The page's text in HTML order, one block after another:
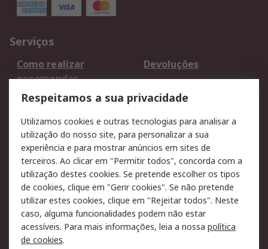
Serviços
Como realizar
encomendas
Devoluções
Formas de entrega
Qualidade e ambiente
Pagamento e
faturação
Legal
Aviso legal
Política de cookies
Política de privacidade
- Atualizada
Segurança de emails
Condições de venda
Respeitamos a sua privacidade
Utilizamos cookies e outras tecnologias para analisar a
utilização do nosso site, para personalizar a sua
experiência e para mostrar anúncios em sites de
terceiros. Ao clicar em "Permitir todos", concorda com a
utilização destes cookies. Se pretende escolher os tipos
de cookies, clique em "Gerir cookies". Se não pretende
utilizar estes cookies, clique em "Rejeitar todos". Neste
caso, alguma funcionalidades podem não estar
acessíveis. Para mais informações, leia a nossa política
de cookies.